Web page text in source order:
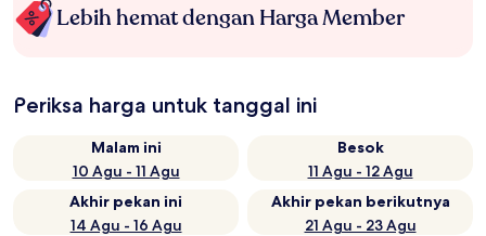
Lebih hemat dengan Harga Member
Periksa harga untuk tanggal ini
Malam ini
10 Agu - 11 Agu
Besok
11 Agu - 12 Agu
Akhir pekan ini
14 Agu - 16 Agu
Akhir pekan berikutnya
21 Agu - 23 Agu